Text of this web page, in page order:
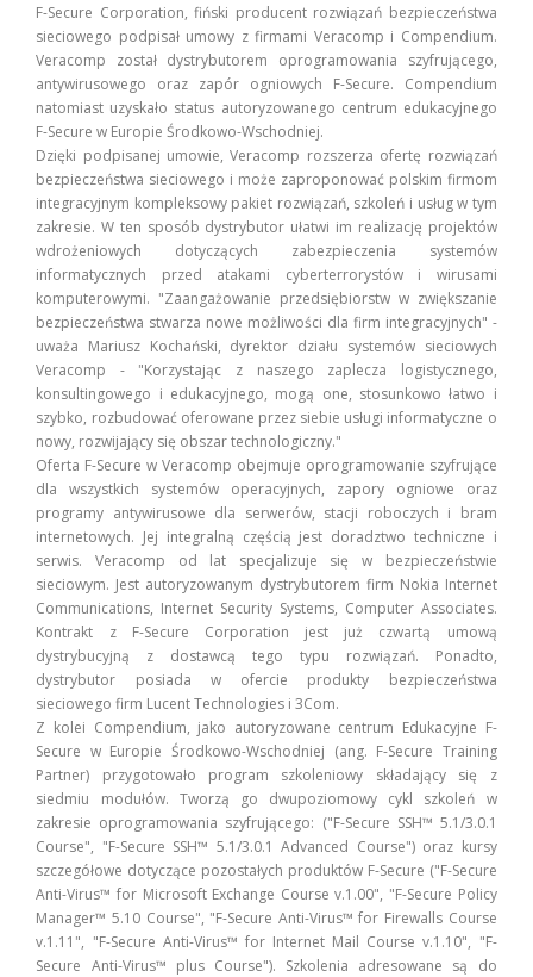
F-Secure Corporation, fiński producent rozwiązań bezpieczeństwa
sieciowego podpisał umowy z firmami Veracomp i Compendium.
Veracomp został dystrybutorem oprogramowania szyfrującego,
antywirusowego oraz zapór ogniowych F-Secure. Compendium
natomiast uzyskało status autoryzowanego centrum edukacyjnego
F-Secure w Europie Środkowo-Wschodniej.
Dzięki podpisanej umowie, Veracomp rozszerza ofertę rozwiązań
bezpieczeństwa sieciowego i może zaproponować polskim firmom
integracyjnym kompleksowy pakiet rozwiązań, szkoleń i usług w tym
zakresie. W ten sposób dystrybutor ułatwi im realizację projektów
wdrożeniowych dotyczących zabezpieczenia systemów
informatycznych przed atakami cyberterrorystów i wirusami
komputerowymi. "Zaangażowanie przedsiębiorstw w zwiększanie
bezpieczeństwa stwarza nowe możliwości dla firm integracyjnych" -
uważa Mariusz Kochański, dyrektor działu systemów sieciowych
Veracomp - "Korzystając z naszego zaplecza logistycznego,
konsultingowego i edukacyjnego, mogą one, stosunkowo łatwo i
szybko, rozbudować oferowane przez siebie usługi informatyczne o
nowy, rozwijający się obszar technologiczny."
Oferta F-Secure w Veracomp obejmuje oprogramowanie szyfrujące
dla wszystkich systemów operacyjnych, zapory ogniowe oraz
programy antywirusowe dla serwerów, stacji roboczych i bram
internetowych. Jej integralną częścią jest doradztwo techniczne i
serwis. Veracomp od lat specjalizuje się w bezpieczeństwie
sieciowym. Jest autoryzowanym dystrybutorem firm Nokia Internet
Communications, Internet Security Systems, Computer Associates.
Kontrakt z F-Secure Corporation jest już czwartą umową
dystrybucyjną z dostawcą tego typu rozwiązań. Ponadto,
dystrybutor posiada w ofercie produkty bezpieczeństwa
sieciowego firm Lucent Technologies i 3Com.
Z kolei Compendium, jako autoryzowane centrum Edukacyjne F-
Secure w Europie Środkowo-Wschodniej (ang. F-Secure Training
Partner) przygotowało program szkoleniowy składający się z
siedmiu modułów. Tworzą go dwupoziomowy cykl szkoleń w
zakresie oprogramowania szyfrującego: ("F-Secure SSH™ 5.1/3.0.1
Course", "F-Secure SSH™ 5.1/3.0.1 Advanced Course") oraz kursy
szczegółowe dotyczące pozostałych produktów F-Secure ("F-Secure
Anti-Virus™ for Microsoft Exchange Course v.1.00", "F-Secure Policy
Manager™ 5.10 Course", "F-Secure Anti-Virus™ for Firewalls Course
v.1.11", "F-Secure Anti-Virus™ for Internet Mail Course v.1.10", "F-
Secure Anti-Virus™ plus Course"). Szkolenia adresowane są do